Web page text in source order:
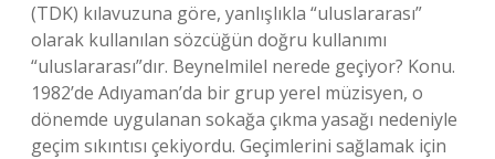
(TDK) kılavuzuna göre, yanlışlıkla “uluslararası”
olarak kullanılan sözcüğün doğru kullanımı
“uluslararası”dır. Beynelmilel nerede geçiyor? Konu.
1982’de Adıyaman’da bir grup yerel müzisyen, o
dönemde uygulanan sokağa çıkma yasağı nedeniyle
geçim sıkıntısı çekiyordu. Geçimlerini sağlamak için